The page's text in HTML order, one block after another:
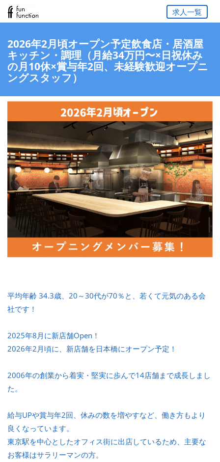
求人一覧
2026年2月頃オープン予定飲食店・居酒屋
キッチン・調理（月給34万円〜×日祝休み
の月10休×賞与年2回、未経験歓迎オープニ
ングスタッフ）
平均年齢 34.3歳、20～30代が70％と、若くて元気のある会
社です！
2025年8月に新店舗Open！
2026年2月頃に、新店舗を日本橋にオープン予定！
2006年の創業から着実・堅実に歩んで14店舗まで成長しまし
た。
給与UPや賞与年2回、休みの数を増やすなど、働き方もより
良くなっています。
東京駅を中心としたオフィス街に出店しているため、主要な
お客様はサラリーマンの方。